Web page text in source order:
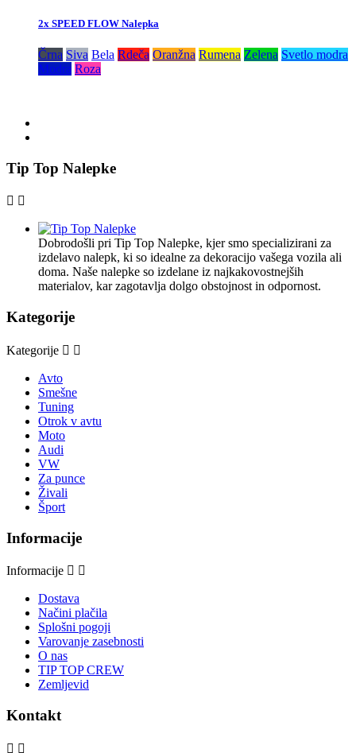
2x SPEED FLOW Nalepka
Črna Siva Bela Rdeča Oranžna Rumena Zelena Svetlo modra
Modra Roza
Tip Top Nalepke
 
Dobrodošli pri Tip Top Nalepke, kjer smo specializirani za
izdelavo nalepk, ki so idealne za dekoracijo vašega vozila ali
doma. Naše nalepke so izdelane iz najkakovostnejših
materialov, kar zagotavlja dolgo obstojnost in odpornost.
Kategorije
Kategorije  
Avto
Smešne
Tuning
Otrok v avtu
Moto
Audi
VW
Za punce
Živali
Šport
Informacije
Informacije  
Dostava
Načini plačila
Splošni pogoji
Varovanje zasebnosti
O nas
TIP TOP CREW
Zemljevid
Kontakt
 